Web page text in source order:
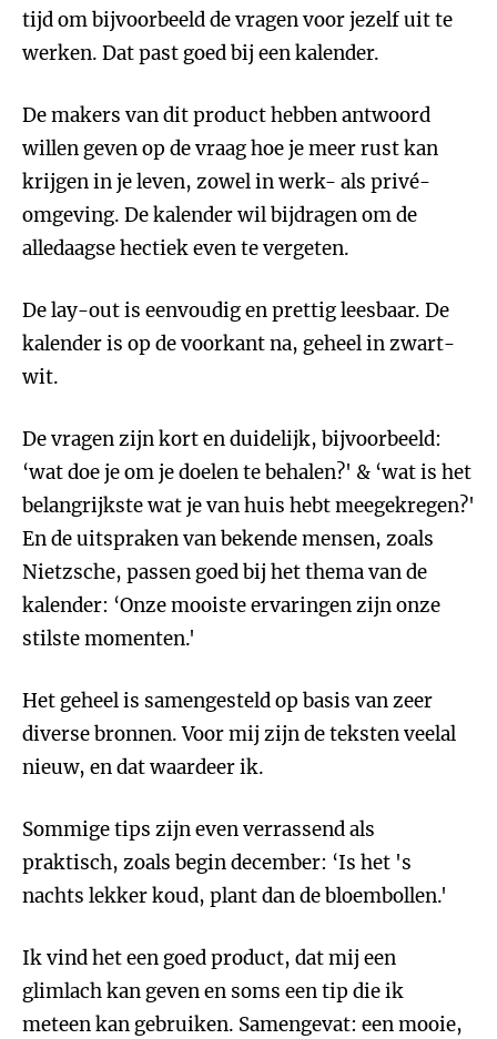
tijd om bijvoorbeeld de vragen voor jezelf uit te
werken. Dat past goed bij een kalender.
De makers van dit product hebben antwoord
willen geven op de vraag hoe je meer rust kan
krijgen in je leven, zowel in werk- als privé-
omgeving. De kalender wil bijdragen om de
alledaagse hectiek even te vergeten.
De lay-out is eenvoudig en prettig leesbaar. De
kalender is op de voorkant na, geheel in zwart-
wit.
De vragen zijn kort en duidelijk, bijvoorbeeld:
‘wat doe je om je doelen te behalen?' & ‘wat is het
belangrijkste wat je van huis hebt meegekregen?'
En de uitspraken van bekende mensen, zoals
Nietzsche, passen goed bij het thema van de
kalender: ‘Onze mooiste ervaringen zijn onze
stilste momenten.'
Het geheel is samengesteld op basis van zeer
diverse bronnen. Voor mij zijn de teksten veelal
nieuw, en dat waardeer ik.
Sommige tips zijn even verrassend als
praktisch, zoals begin december: ‘Is het 's
nachts lekker koud, plant dan de bloembollen.'
Ik vind het een goed product, dat mij een
glimlach kan geven en soms een tip die ik
meteen kan gebruiken. Samengevat: een mooie,